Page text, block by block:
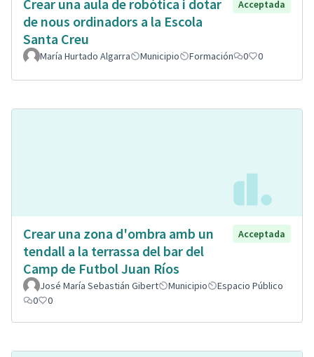
Crear una aula de robòtica i dotar
de nous ordinadors a la Escola
Santa Creu
Acceptada
María Hurtado Algarra Municipio Formación 0 0
Crear una zona d'ombra amb un
tendall a la terrassa del bar del
Camp de Futbol Juan Ríos
Acceptada
José María Sebastián Gibert Municipio
Espacio Público
0
0